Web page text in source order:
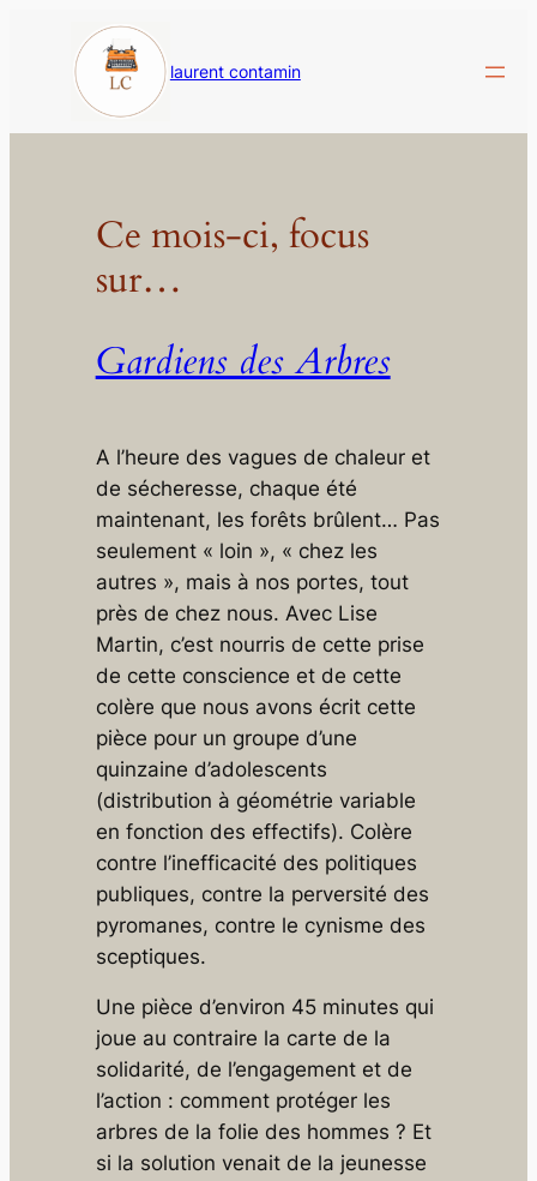
contenu
laurent contamin
Ce mois-ci, focus
sur…
Gardiens des Arbres
A l’heure des vagues de chaleur et
de sécheresse, chaque été
maintenant, les forêts brûlent… Pas
seulement « loin », « chez les
autres », mais à nos portes, tout
près de chez nous. Avec Lise
Martin, c’est nourris de cette prise
de cette conscience et de cette
colère que nous avons écrit cette
pièce pour un groupe d’une
quinzaine d’adolescents
(distribution à géométrie variable
en fonction des effectifs). Colère
contre l’inefficacité des politiques
publiques, contre la perversité des
pyromanes, contre le cynisme des
sceptiques.
Une pièce d’environ 45 minutes qui
joue au contraire la carte de la
solidarité, de l’engagement et de
l’action : comment protéger les
arbres de la folie des hommes ? Et
si la solution venait de la jeunesse